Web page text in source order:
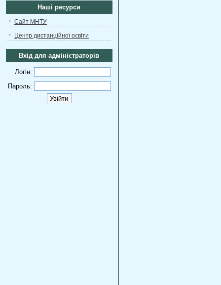
Наші ресурси
Сайт МНТУ
Центр дистанційної освіти
Вхід для адміністраторів
Логін:
Пароль: